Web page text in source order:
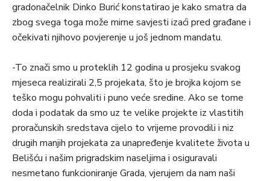
gradonačelnik Dinko Burić konstatirao je kako smatra da
zbog svega toga može mirne savjesti izaći pred građane i
očekivati njihovo povjerenje u još jednom mandatu.
-To znači smo u proteklih 12 godina u prosjeku svakog
mjeseca realizirali 2,5 projekata, što je brojka kojom se
teško mogu pohvaliti i puno veće sredine. Ako se tome
doda i podatak da smo uz te velike projekte iz vlastitih
proračunskih sredstava cijelo to vrijeme provodili i niz
drugih manjih projekata za unapređenje kvalitete života u
Belišću i našim prigradskim naseljima i osiguravali
nesmetano funkcioniranje Grada, vjerujem da nam naši